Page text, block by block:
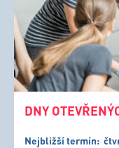
DNY
Nejbližší termín: